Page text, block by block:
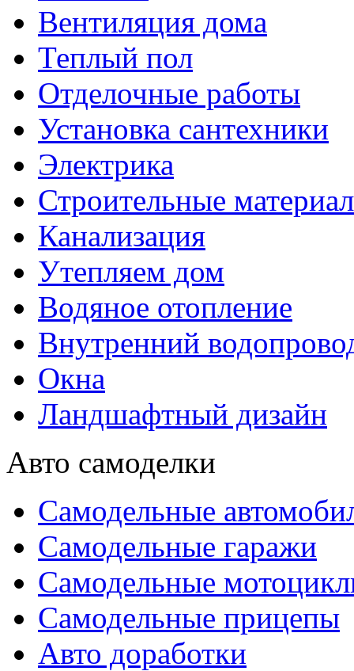
Вентиляция дома
Теплый пол
Отделочные работы
Установка сантехники
Электрика
Строительные
Канализация
Утепляем дом
Водяное отопление
Внутренний
Окна
Ландшафтный дизайн
Авто самоделки
Самодельные
Самодельные гаражи
Самодельные
Самодельные прицепы
Авто доработки